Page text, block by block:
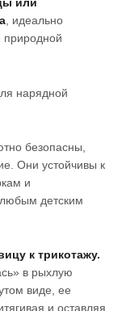
или
, идеально
природной
нарядной
безопасны,
Они устойчивы к
и
детским
к трикотажу.
в рыхлую
виде, ее
и оставляя